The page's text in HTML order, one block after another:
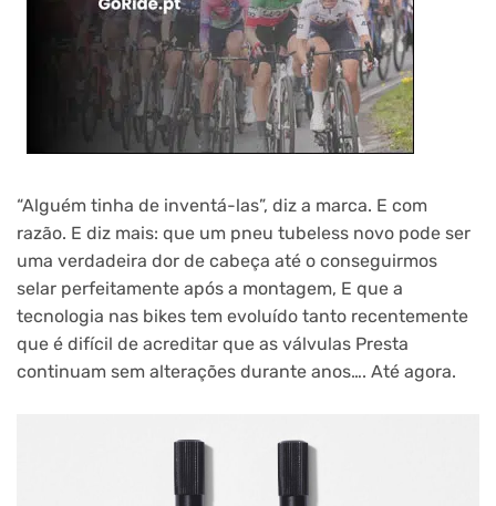
“Alguém tinha de inventá-las”, diz a marca. E com
razão. E diz mais: que um pneu tubeless novo pode ser
uma verdadeira dor de cabeça até o conseguirmos
selar perfeitamente após a montagem, E que a
tecnologia nas bikes tem evoluído tanto recentemente
que é difícil de acreditar que as válvulas Presta
continuam sem alterações durante anos…. Até agora.